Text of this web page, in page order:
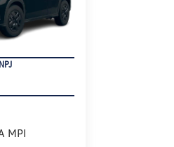
RURAL
MPI